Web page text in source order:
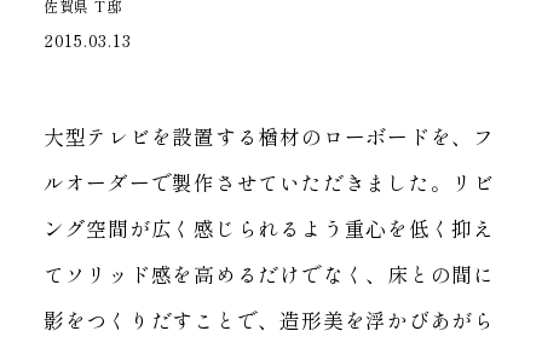
お問い合わせ
Follow us
佐賀県 T邸
2015.03.13
大型テレビを設置する楢材のローボードを、フ
ルオーダーで製作させていただきました。
リビ
ング空間が広く感じられるよう重心を低く抑え
てソリッド感を高めるだけでなく、 床との間に
影をつくりだすことで、造形美を浮かびあがら